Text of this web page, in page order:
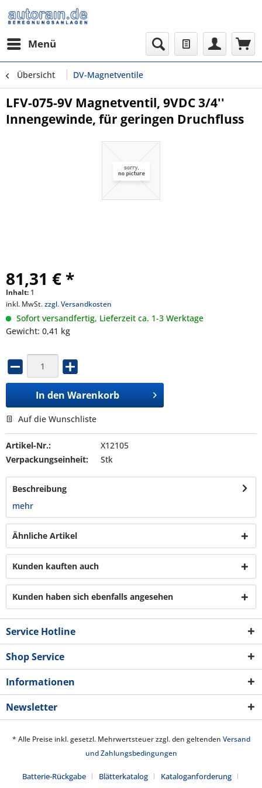
Menü
Übersicht DV-Magnetventile
LFV-075-9V Magnetventil, 9VDC 3/4''
Innengewinde, für geringen Druchfluss
81,31 € *
Inhalt: 1
inkl. MwSt.zzgl. Versandkosten
Sofort versandfertig, Lieferzeit ca. 1-3 Werktage
Gewicht: 0,41 kg
In den Warenkorb
Auf die Wunschliste
Artikel-Nr.:
X12105
Verpackungseinheit:
Stk
Beschreibung
mehr
Ähnliche Artikel
Kunden kauften auch
Kunden haben sich ebenfalls angesehen
Service Hotline
Shop Service
Informationen
Newsletter
* Alle Preise inkl. gesetzl. Mehrwertsteuer zzgl. den geltenden Versand
und Zahlungsbedingungen
Batterie-Rückgabe Blätterkatalog Kataloganforderung